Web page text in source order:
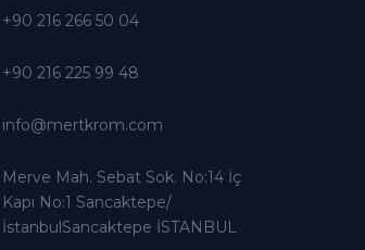
+90 216 266 50 04
+90 216 225 99 48
info@mertkrom.com
Merve Mah. Sebat Sok. No:14 İç
Kapı No:1 Sancaktepe/
İstanbulSancaktepe İSTANBUL